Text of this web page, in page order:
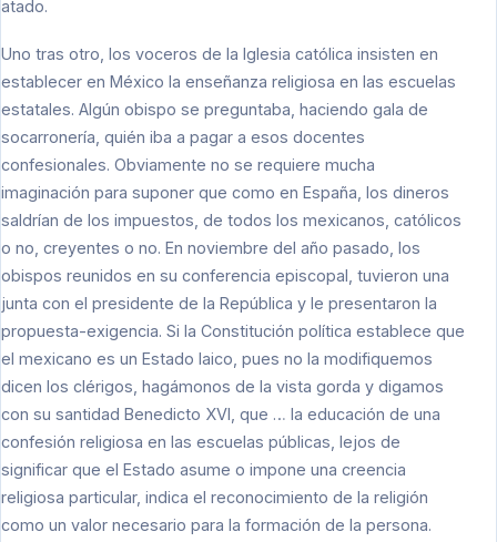
atado.
Uno tras otro, los voceros de la Iglesia católica insisten en
establecer en México la enseñanza religiosa en las escuelas
estatales. Algún obispo se preguntaba, haciendo gala de
socarronería, quién iba a pagar a esos docentes
confesionales. Obviamente no se requiere mucha
imaginación para suponer que como en España, los dineros
saldrían de los impuestos, de todos los mexicanos, católicos
o no, creyentes o no. En noviembre del año pasado, los
obispos reunidos en su conferencia episcopal, tuvieron una
junta con el presidente de la República y le presentaron la
propuesta-exigencia. Si la Constitución política establece que
el mexicano es un Estado laico, pues no la modifiquemos
dicen los clérigos, hagámonos de la vista gorda y digamos
con su santidad Benedicto XVI, que … la educación de una
confesión religiosa en las escuelas públicas, lejos de
significar que el Estado asume o impone una creencia
religiosa particular, indica el reconocimiento de la religión
como un valor necesario para la formación de la persona.